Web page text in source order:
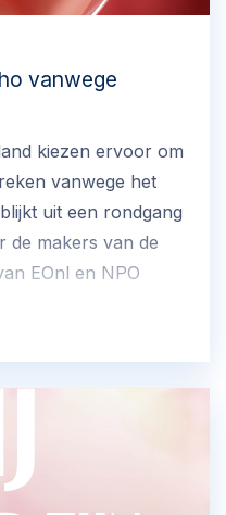
vanwege
kiezen ervoor om
vanwege het
uit een rondgang
de makers van de
EOnl en NPO